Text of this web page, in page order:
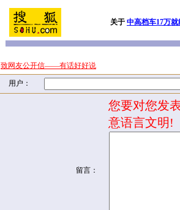
关于 中高档车17万
致网友公开信——有话好好说
用户：
留言：
您要对您发
意语言文明!